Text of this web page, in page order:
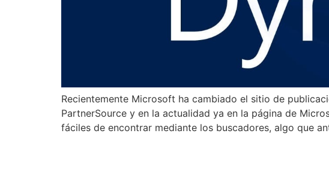
Recientemente Microsoft ha cambiado el sitio de
PartnerSource y en la actualidad ya en la página de
fáciles de encontrar mediante los buscadores, algo que